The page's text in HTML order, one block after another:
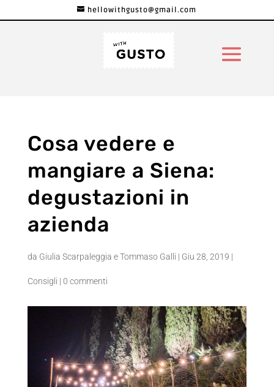
hellowithgusto@gmail.com
Cosa vedere e
mangiare a Siena:
degustazioni in
azienda
da Giulia Scarpaleggia e Tommaso Galli | Giu 28, 2019 |
Consigli | 0 commenti